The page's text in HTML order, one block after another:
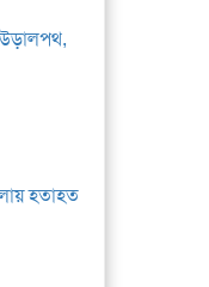
উড়ালপথ,
হতাহত